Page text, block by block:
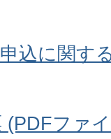
込に関す
(PDFファ